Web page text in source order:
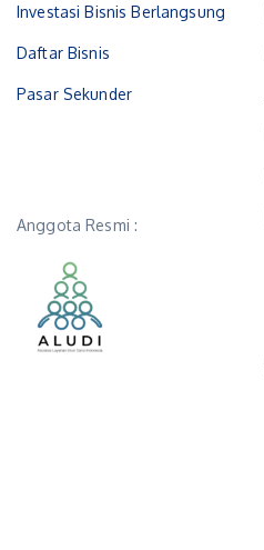
Investasi Bisnis Berlangsung
Daftar Bisnis
Pasar Sekunder
Anggota Resmi :